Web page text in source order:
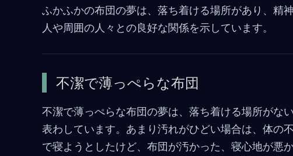
ふかふかの布団の夢は、落ち着ける場所があり、精
人や周囲の人々との良好な関係を示しています。
不潔で薄っぺらな布団
不潔で薄っぺらな布団の夢は、落ち着ける場所がな
表わしています。あまり汚れがひどい場合は、体の
で寝ようとしたけど、布団が汚かった、寝心地が悪